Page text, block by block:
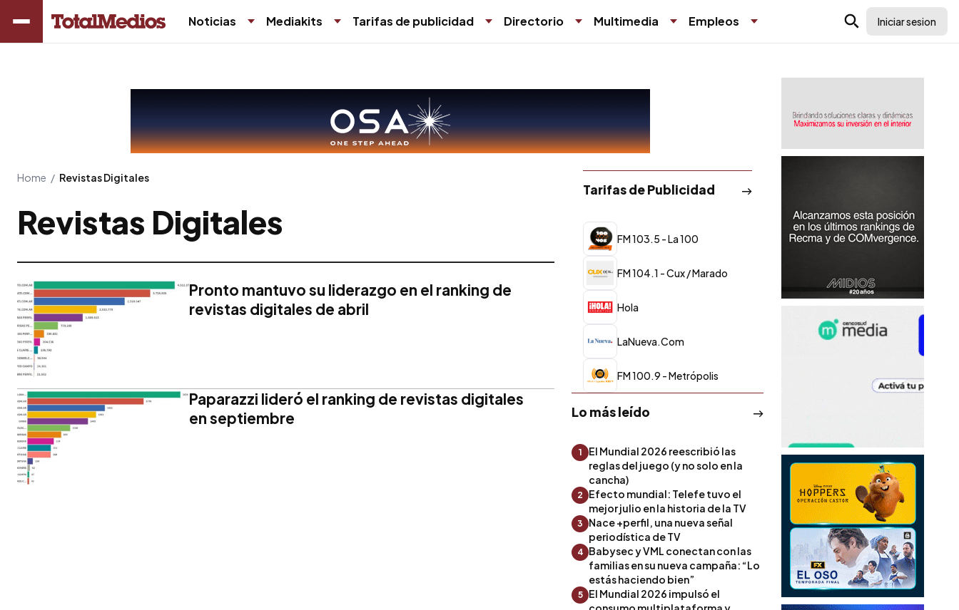
Noticias Mediakits Tarifas de publicidad Directorio Multimedia Empleos Iniciar sesion
Home / Revistas Digitales
Revistas Digitales
Pronto mantuvo su liderazgo en el ranking de
revistas digitales de abril
Paparazzi lideró el ranking de revistas digitales
en septiembre
Tarifas de Publicidad
FM 103.5 - La 100
FM 104.1 - Cux / Marado
Hola
LaNueva.Com
FM 100.9 - Metrópolis
Lo más leído
1
El Mundial 2026 reescribió las
reglas del juego (y no solo en la
cancha)
2
Efecto mundial: Telefe tuvo el
mejor julio en la historia de la TV
3
Nace +perfil, una nueva señal
periodística de TV
4 Babysec y VML conectan con las
familias en su nueva campaña: “Lo
estás haciendo bien”
5
El Mundial 2026 impulsó el